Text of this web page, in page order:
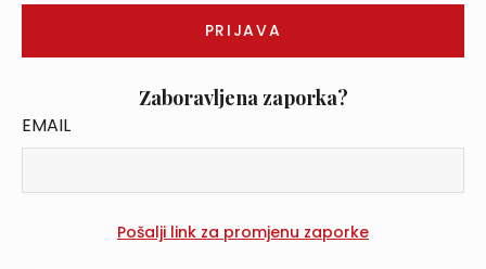
Zaboravljena zaporka?
EMAIL